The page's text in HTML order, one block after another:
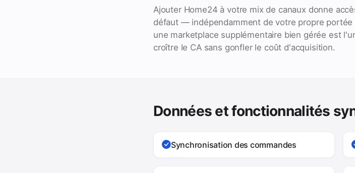
Ajouter Home24 à votre mix de canaux donne
défaut — indépendamment de votre propre
une marketplace supplémentaire bien gérée est
croître le CA sans gonfler le coût d'acquisition.
Données et fonctionnalités
Synchronisation des commandes